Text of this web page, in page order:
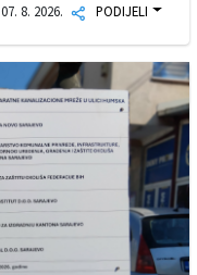
07. 8. 2026. PODIJELI